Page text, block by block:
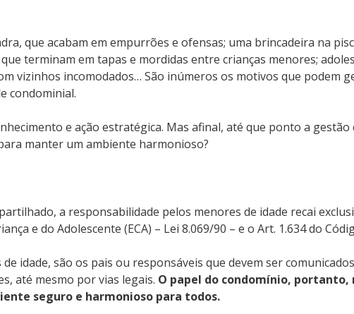
que acabam em empurrões e ofensas; uma brincadeira na
terminam em tapas e mordidas entre crianças menores;
vizinhos incomodados… São inúmeros os motivos que podem
condominial.
e ação estratégica. Mas afinal, até que ponto a
manter um ambiente harmonioso?
a responsabilidade pelos menores de idade recai
e do Adolescente (ECA) – Lei 8.069/90 – e o Art. 1.634 do
idade, são os pais ou responsáveis que devem ser
até mesmo por vias legais. O papel do condomínio, portanto,
seguro e harmonioso para todos.